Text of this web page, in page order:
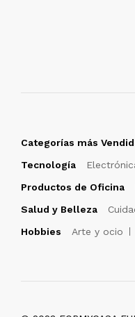
Categorías más
Tecnología
Productos de Oficina
Salud y Belleza
Hobbies
Arte y ocio